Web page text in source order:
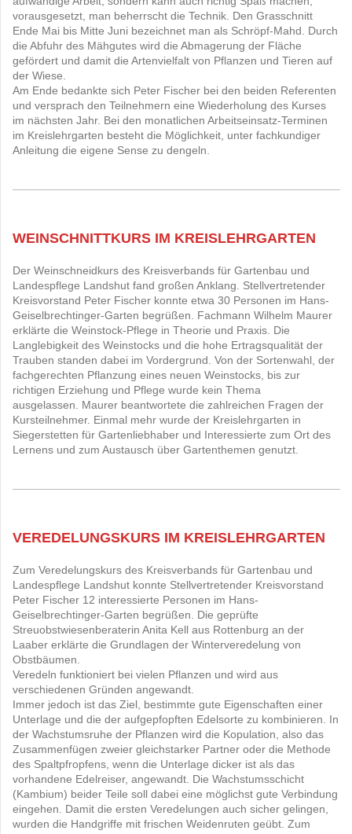
vorausgesetzt, man beherrscht die Technik. Den Grasschnitt
Ende Mai bis Mitte Juni bezeichnet man als Schröpf-Mahd. Durch
die Abfuhr des Mähgutes wird die Abmagerung der Fläche
gefördert und damit die Artenvielfalt von Pflanzen und Tieren auf
der Wiese.
Am Ende bedankte sich Peter Fischer bei den beiden Referenten
und versprach den Teilnehmern eine Wiederholung des Kurses
im nächsten Jahr. Bei den monatlichen Arbeitseinsatz-Terminen
im Kreislehrgarten besteht die Möglichkeit, unter fachkundiger
Anleitung die eigene Sense zu dengeln.
WEINSCHNITTKURS IM KREISLEHRGARTEN
Der Weinschneidkurs des Kreisverbands für Gartenbau und
Landespflege Landshut fand großen Anklang. Stellvertretender
Kreisvorstand Peter Fischer konnte etwa 30 Personen im Hans-
Geiselbrechtinger-Garten begrüßen. Fachmann Wilhelm Maurer
erklärte die Weinstock-Pflege in Theorie und Praxis. Die
Langlebigkeit des Weinstocks und die hohe Ertragsqualität der
Trauben standen dabei im Vordergrund. Von der Sortenwahl, der
fachgerechten Pflanzung eines neuen Weinstocks, bis zur
richtigen Erziehung und Pflege wurde kein Thema
ausgelassen. Maurer beantwortete die zahlreichen Fragen der
Kursteilnehmer. Einmal mehr wurde der Kreislehrgarten in
Siegerstetten für Gartenliebhaber und Interessierte zum Ort des
Lernens und zum Austausch über Gartenthemen genutzt.
VEREDELUNGSKURS IM KREISLEHRGARTEN
Zum Veredelungskurs des Kreisverbands für Gartenbau und
Landespflege Landshut konnte Stellvertretender Kreisvorstand
Peter Fischer 12 interessierte Personen im Hans-
Geiselbrechtinger-Garten begrüßen. Die geprüfte
Streuobstwiesenberaterin Anita Kell aus Rottenburg an der
Laaber erklärte die Grundlagen der Winterveredelung von
Obstbäumen.
Veredeln funktioniert bei vielen Pflanzen und wird aus
verschiedenen Gründen angewandt.
Immer jedoch ist das Ziel, bestimmte gute Eigenschaften einer
Unterlage und die der aufgepfopften Edelsorte zu kombinieren. In
der Wachstumsruhe der Pflanzen wird die Kopulation, also das
Zusammenfügen zweier gleichstarker Partner oder die Methode
des Spaltpfropfens, wenn die Unterlage dicker ist als das
vorhandene Edelreiser, angewandt. Die Wachstumsschicht
(Kambium) beider Teile soll dabei eine möglichst gute Verbindung
eingehen. Damit die ersten Veredelungen auch sicher gelingen,
wurden die Handgriffe mit frischen Weidenruten geübt. Zum